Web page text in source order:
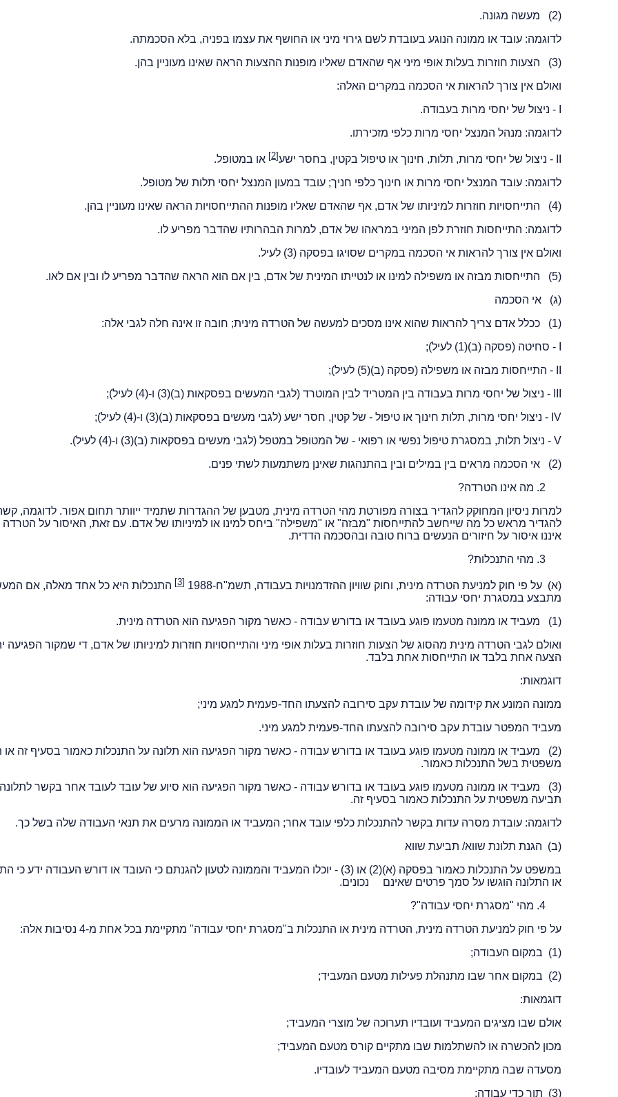
(2) מעשה מגונה.
לדוגמה: עובד או ממונה הנוגע בעובדת לשם גירוי מיני או החושף את עצמו בפניה, בלא הסכמתה.
(3) הצעות חוזרות בעלות אופי מיני אף שהאדם שאליו מופנות ההצעות הראה שאינו מעוניין בהן.
ואולם אין צורך להראות אי הסכמה במקרים האלה:
לדוגמה: מנהל המנצל יחסי מרות כלפי מזכירתו.
[2]
או במטופל.
לדוגמה: עובד המנצל יחסי מרות או חינוך כלפי חניך; עובד במעון המנצל יחסי תלות של מטופל.
(4) התייחסויות חוזרות למיניותו של אדם, אף שהאדם שאליו מופנות ההתייחסויות הראה שאינו מעוניין בהן.
לדוגמה: התייחסות חוזרת לפן המיני במראהו של אדם, למרות הבהרותיו שהדבר מפריע לו.
ואולם אין צורך להראות אי הסכמה במקרים שסויגו בפסקה (3) לעיל.
(5) התייחסות מבזה או משפילה למינו או לנטייתו המינית של אדם, בין אם הוא הראה שהדבר מפריע לו ובין אם לאו.
(ג) אי הסכמה
(1) ככלל אדם צריך להראות שהוא אינו מסכים למעשה של הטרדה מינית; חובה זו אינה חלה לגבי אלה:
IV - ניצול יחסי מרות, תלות חינוך או טיפול - של קטין, חסר ישע (לגבי מעשים בפסקאות (ב)(3) ו-(4) לעיל);
V - ניצול תלות, במסגרת טיפול נפשי או רפואי - של המטופל במטפל (לגבי מעשים בפסקאות (ב)(3) ו-(4) לעיל).
(2) אי הסכמה מראים בין במילים ובין בהתנהגות שאינן משתמעות לשתי פנים.
מה אינו הטרדה?
למרות ניסיון המחוקק להגדיר בצורה מפורטת מהי הטרדה מינית, מטבען של ההגדרות שתמיד ייוותר תחום אפור. לדוגמה,
להגדיר מראש כל מה שייחשב להתייחסות "מבזה" או "משפילה" ביחס למינו או למיניותו של אדם. עם זאת, האיסור על הטרדה
איננו איסור על חיזורים הנעשים ברוח טובה ובהסכמה הדדית.
מהי התנכלות?
(א) על פי חוק למניעת הטרדה מינית, וחוק שוויון ההזדמנויות בעבודה, תשמ"ח-1988 [3]
התנכלות היא כל אחד מאלה, אם
מתבצע במסגרת יחסי עבודה:
(1) מעביד או ממונה מטעמו פוגע בעובד או בדורש עבודה - כאשר מקור הפגיעה הוא הטרדה מינית.
ואולם לגבי הטרדה מינית מהסוג של הצעות חוזרות בעלות אופי מיני והתייחסויות חוזרות למיניותו של אדם, די שמקור הפגיעה
הצעה אחת בלבד או התייחסות אחת בלבד.
דוגמאות:
ממונה המונע את קידומה של עובדת עקב סירובה להצעתו החד-פעמית למגע מיני;
מעביד המפטר עובדת עקב סירובה להצעתו החד-פעמית למגע מיני.
(2) מעביד או ממונה מטעמו פוגע בעובד או בדורש עבודה - כאשר מקור הפגיעה הוא תלונה על התנכלות כאמור בסעיף זה או
משפטית בשל התנכלות כאמור.
(3) מעביד או ממונה מטעמו פוגע בעובד או בדורש עבודה - כאשר מקור הפגיעה הוא סיוע של עובד לעובד אחר בקשר
תביעה משפטית על התנכלות כאמור בסעיף זה.
לדוגמה: עובדת מסרה עדות בקשר להתנכלות כלפי עובד אחר; המעביד או הממונה מרעים את תנאי העבודה שלה בשל כך.
(ב) הגנת תלונת שווא/ תביעת שווא
במשפט על התנכלות כאמור בפסקה (א)(2) או (3) - יוכלו המעביד והממונה לטעון להגנתם כי העובד או דורש העבודה ידע
או התלונה הוגשו על סמך פרטים שאינם נכונים.
מהי "מסגרת יחסי עבודה"?
על פי חוק למניעת הטרדה מינית, הטרדה מינית או התנכלות ב"מסגרת יחסי עבודה" מתקיימת בכל אחת מ-4 נסיבות אלה:
(1) במקום העבודה;
(2) במקום אחר שבו מתנהלת פעילות מטעם המעביד;
דוגמאות:
אולם שבו מציגים המעביד ועובדיו תערוכה של מוצרי המעביד;
מכון להכשרה או להשתלמות שבו מתקיים קורס מטעם המעביד;
מסעדה שבה מתקיימת מסיבה מטעם המעביד לעובדיו.
(3) תוך כדי עבודה;